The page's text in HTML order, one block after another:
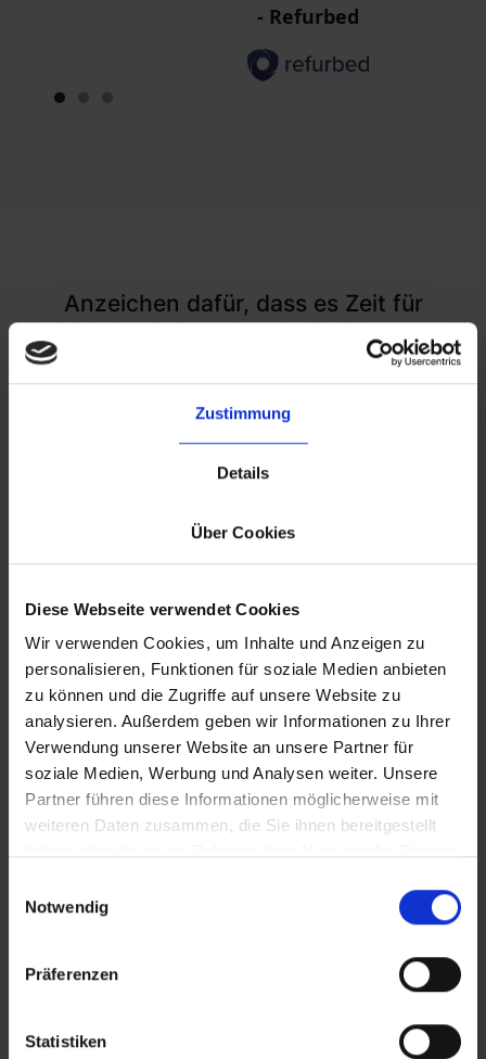
Zustimmung
Details
Über Cookies
Diese Webseite verwendet Cookies
Wir verwenden Cookies, um Inhalte und Anzeigen zu
personalisieren, Funktionen für soziale Medien anbieten
zu können und die Zugriffe auf unsere Website zu
analysieren. Außerdem geben wir Informationen zu Ihrer
Verwendung unserer Website an unsere Partner für
soziale Medien, Werbung und Analysen weiter. Unsere
Partner führen diese Informationen möglicherweise mit
weiteren Daten zusammen, die Sie ihnen bereitgestellt
Notwendig
Präferenzen
Statistiken
- Refurbed
Slide 1 of 3.
Anzeichen dafür, dass es Zeit für
Dich ist, Deine aktuelle Fulfillment-
Lösung zu überdenken
Die Aufgabe Deines Fulfillment-Partners
ist die reibungslose Abwickllung von
Lagerung und Versand (und allem was
Gebühren, schlechter Kundenservice und
eine andere Lösung zu finden. Ob Du
beim Bestandsmanagement oder Dich
mit begrenzten Optionen festgefahren
fühlst, der richtige Fulfillment-Anbieter
kann den entscheidenden Unterschied
machen.
Hier erfährst Du, wann es Zeit für eine
Veränderung ist.
Häufige Versandverzögerungen
Verspätete Lieferungen können zu negativen
Bewertungen und Umsatzverlusten führen; viele